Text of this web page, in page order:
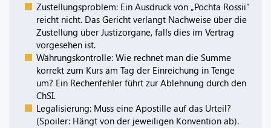
Zustellungsproblem: Ein Ausdruck von „Pochta Rossii“
reicht nicht. Das Gericht verlangt Nachweise über die
Zustellung über Justizorgane, falls dies im Vertrag
vorgesehen ist.
Währungskontrolle: Wie rechnet man die Summe
korrekt zum Kurs am Tag der Einreichung in Tenge
um? Ein Rechenfehler führt zur Ablehnung durch den
ChSI.
Legalisierung: Muss eine Apostille auf das Urteil?
(Spoiler: Hängt von der jeweiligen Konvention ab).